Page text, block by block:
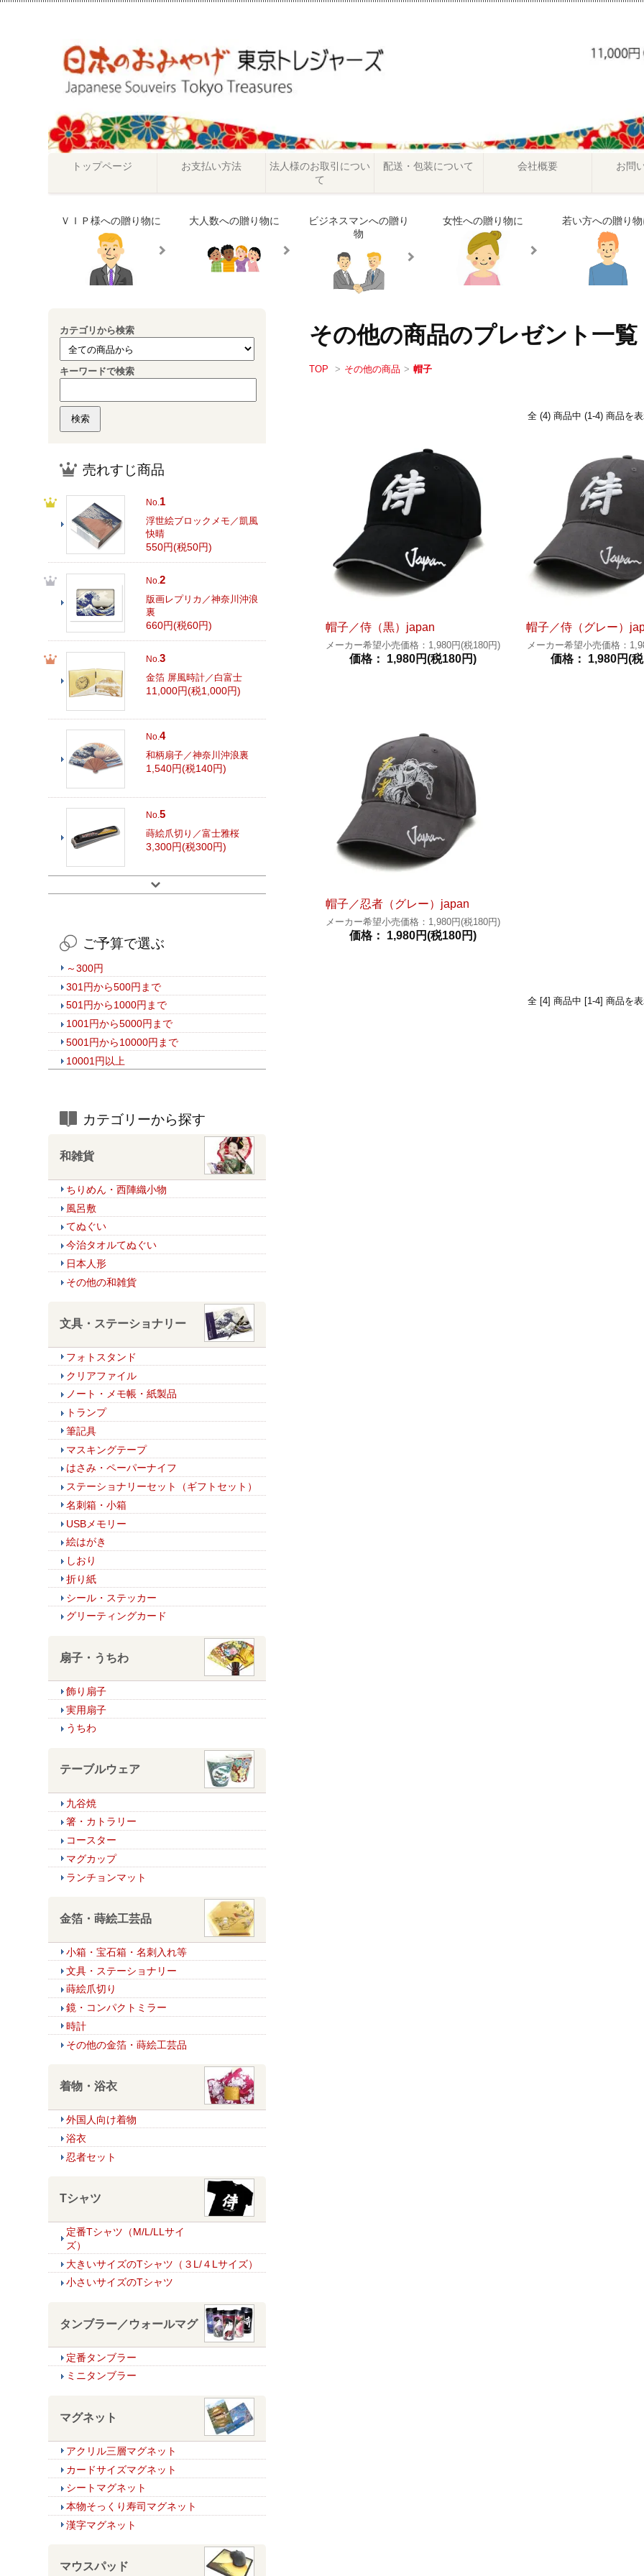
トップページ お支払い方法
法人様のお取引につい
て
配送・包装について 会社概要 お問
ＶＩＰ様への贈り物に 大人数への贈り物に
ビジネスマンへの贈り
物
女性への贈り物に 若い方への贈り物
その他の商品のプレゼント一覧
TOP > その他の商品 > 帽子
全 (4) 商品中 (1-4) 商品を
帽子／侍（黒）japan
メーカー希望小売価格：1,980円(税180円)
価格： 1,980円(税180円)
帽子／侍（グレー）
メーカー希望小売価格：
価格： 1,980円(
帽子／忍者（グレー）japan
メーカー希望小売価格：1,980円(税180円)
価格： 1,980円(税180円)
全 [4] 商品中 [1-4] 商品を
カテゴリから検索
キーワードで検索
売れすじ商品
No. 1
浮世絵ブロックメモ／凱風
快晴
550円(税50円)
No. 2
版画レプリカ／神奈川沖浪
裏
660円(税60円)
No. 3
金箔 屏風時計／白富士
11,000円(税1,000円)
No.4
和柄扇子／神奈川沖浪裏
1,540円(税140円)
No.5
蒔絵爪切り／富士雅桜
3,300円(税300円)
ご予算で選ぶ
～300円
301円から500円まで
501円から1000円まで
1001円から5000円まで
5001円から10000円まで
10001円以上
カテゴリーから探す
和雑貨
ちりめん・西陣織小物
風呂敷
てぬぐい
今治タオルてぬぐい
日本人形
その他の和雑貨
文具・ステーショナリー
フォトスタンド
クリアファイル
ノート・メモ帳・紙製品
トランプ
筆記具
マスキングテープ
はさみ・ペーパーナイフ
ステーショナリーセット（ギフトセット）
名刺箱・小箱
USBメモリー
絵はがき
しおり
折り紙
シール・ステッカー
グリーティングカード
扇子・うちわ
飾り扇子
実用扇子
うちわ
テーブルウェア
九谷焼
箸・カトラリー
コースター
マグカップ
ランチョンマット
金箔・蒔絵工芸品
小箱・宝石箱・名刺入れ等
文具・ステーショナリー
蒔絵爪切り
鏡・コンパクトミラー
時計
その他の金箔・蒔絵工芸品
着物・浴衣
外国人向け着物
浴衣
忍者セット
Tシャツ
定番Tシャツ（M/L/LLサイ
ズ）
大きいサイズのTシャツ（３L/４Lサイズ）
小さいサイズのTシャツ
タンブラー／ウォールマグ
定番タンブラー
ミニタンブラー
マグネット
アクリル三層マグネット
カードサイズマグネット
シートマグネット
本物そっくり寿司マグネット
漢字マグネット
マウスパッド